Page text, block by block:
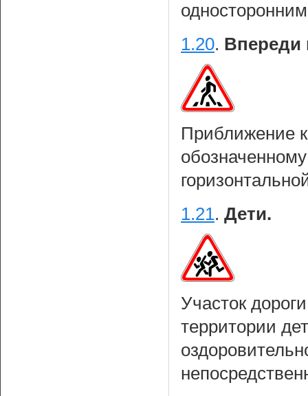
1.20. Впереди
Приближение
1.21. Дети.
Участок
территории